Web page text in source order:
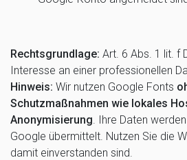
Rechtsgrundlage: Art. 6 Abs. 1 lit. f
Interesse an einer professionellen
Hinweis: Wir nutzen Google Fonts
Schutzmaßnahmen wie lokales
Anonymisierung. Ihre Daten
Google übermittelt. Nutzen Sie die
damit einverstanden sind.